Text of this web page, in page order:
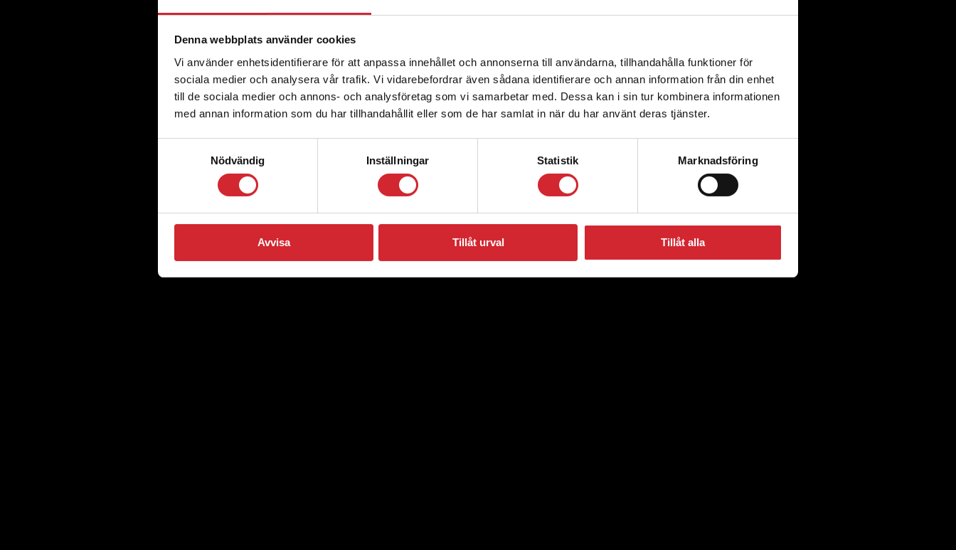
Denna webbplats använder cookies
Vi använder enhetsidentifierare för att anpassa innehållet och annonserna till användarna, tillhandahålla funktioner för
sociala medier och analysera vår trafik. Vi vidarebefordrar även sådana identifierare och annan information från din enhet
till de sociala medier och annons- och analysföretag som vi samarbetar med. Dessa kan i sin tur kombinera informationen
med annan information som du har tillhandahållit eller som de har samlat in när du har använt deras tjänster.
Nödvändig
Inställningar Statistik Marknadsföring
Avvisa Tillåt urval Tillåt alla